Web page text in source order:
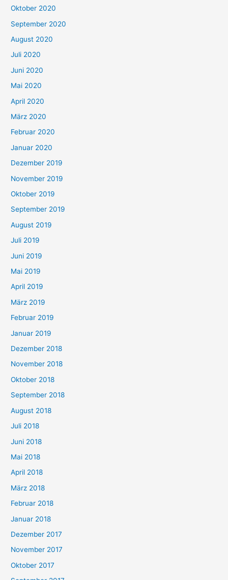
Oktober 2020
September 2020
August 2020
Juli 2020
Juni 2020
Mai 2020
April 2020
März 2020
Februar 2020
Januar 2020
Dezember 2019
November 2019
Oktober 2019
September 2019
August 2019
Juli 2019
Juni 2019
Mai 2019
April 2019
März 2019
Februar 2019
Januar 2019
Dezember 2018
November 2018
Oktober 2018
September 2018
August 2018
Juli 2018
Juni 2018
Mai 2018
April 2018
März 2018
Februar 2018
Januar 2018
Dezember 2017
November 2017
Oktober 2017